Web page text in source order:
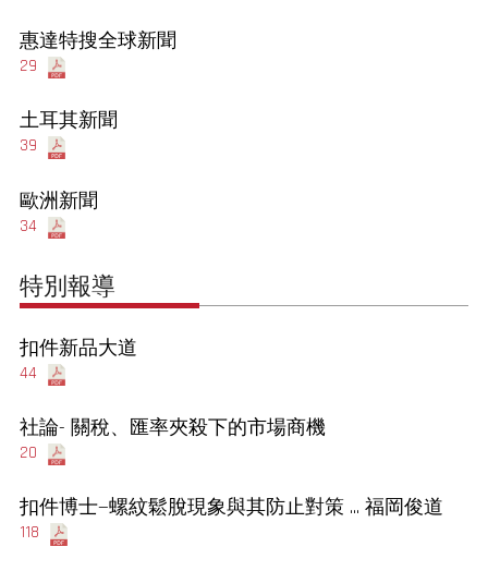
惠達特搜全球新聞
29
土耳其新聞
39
歐洲新聞
34
特別報導
扣件新品大道
44
社論- 關稅、匯率夾殺下的市場商機
20
扣件博士—螺紋鬆脫現象與其防止對策 ... 福岡俊道
118